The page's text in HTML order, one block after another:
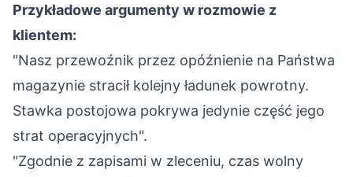
Przykładowe argumenty w rozmowie z
klientem:
"Nasz przewoźnik przez opóźnienie na Państwa
magazynie stracił kolejny ładunek powrotny.
Stawka postojowa pokrywa jedynie część jego
strat operacyjnych".
"Zgodnie z zapisami w zleceniu, czas wolny